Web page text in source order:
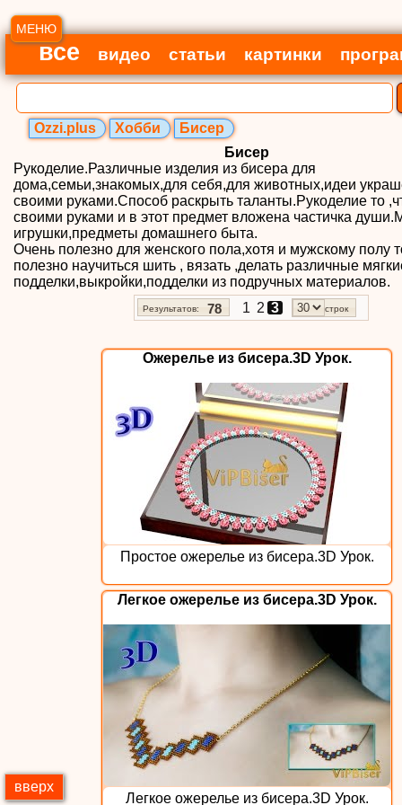
МЕНЮ
все видео статьи картинки
Ozzi.plus Хобби
Бисер
Бисер
Рукоделие.Различные изделия из бисера для
дома,семьи,знакомых,для себя,для животных,идеи
своими руками.Способ раскрыть таланты.Рукоделие то
своими руками и в этот предмет вложена частичка
игрушки,предметы домашнего быта.
Очень полезно для женского пола,хотя и мужскому полу
полезно научиться шить , вязать ,делать различные
подделки,выкройки,подделки из подручных материалов.
Результатов: 78 1 2 3 строк
Ожерелье из бисера.3D Урок.
Простое ожерелье из бисера.3D Урок.
Легкое ожерелье из бисера.3D Урок.
Легкое ожерелье из бисера.3D Урок.
вверх